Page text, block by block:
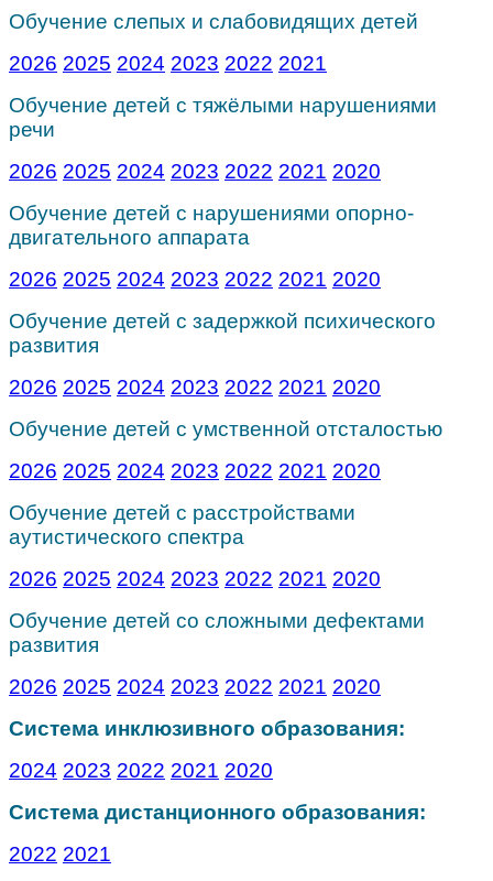
Обучение слепых и слабовидящих детей
2026 2025 2024 2023 2022 2021
Обучение детей с тяжёлыми нарушениями
речи
2026 2025 2024 2023 2022 2021 2020
Обучение детей с нарушениями опорно-
двигательного аппарата
2026 2025 2024 2023 2022 2021 2020
Обучение детей с задержкой психического
развития
2026 2025 2024 2023 2022 2021 2020
Обучение детей с умственной отсталостью
2026 2025 2024 2023 2022 2021 2020
Обучение детей с расстройствами
аутистического спектра
2026 2025 2024 2023 2022 2021 2020
Обучение детей со сложными дефектами
развития
2026 2025 2024 2023 2022 2021 2020
Система инклюзивного образования:
2024 2023 2022 2021 2020
Система дистанционного образования:
2022 2021